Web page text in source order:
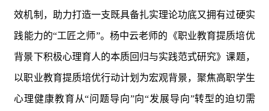
效机制，助力打造一支既具备扎实理论功底又拥有过硬实
践能力的“工匠之师”。 杨中云老师的《职业教育提质培优
背景下积极心理育人的本质回归与实践范式研究》课题，
以职业教育提质培优行动计划为宏观背景，聚焦高职学生
心理健康教育从“问题导向”向“发展导向”转型的迫切需